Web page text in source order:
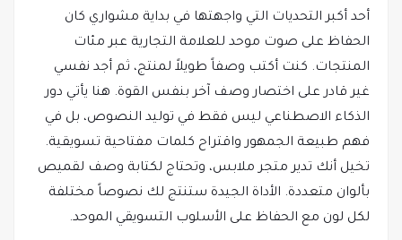
أحد أكبر التحديات التي واجهتها في بداية مشواري كان
الحفاظ على صوت موحد للعلامة التجارية عبر مئات
المنتجات. كنت أكتب وصفاً طويلاً لمنتج، ثم أجد نفسي
غير قادر على اختصار وصف آخر بنفس القوة. هنا يأتي دور
الذكاء الاصطناعي ليس فقط في توليد النصوص، بل في
فهم طبيعة الجمهور واقتراح كلمات مفتاحية تسويقية.
تخيل أنك تدير متجر ملابس، وتحتاج لكتابة وصف لقميص
بألوان متعددة. الأداة الجيدة ستنتج لك نصوصاً مختلفة
لكل لون مع الحفاظ على الأسلوب التسويقي الموحد.